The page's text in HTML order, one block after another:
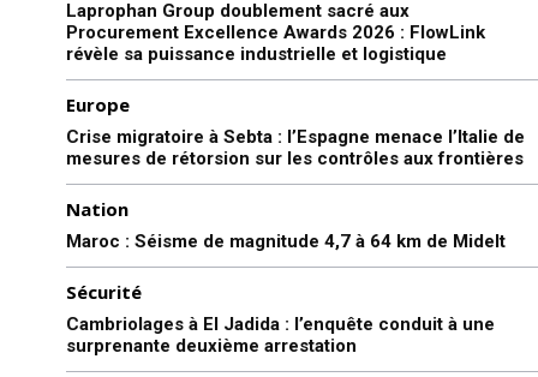
Laprophan Group doublement sacré aux
Procurement Excellence Awards 2026 : FlowLink
révèle sa puissance industrielle et logistique
Europe
Crise migratoire à Sebta : l’Espagne menace l’Italie de
mesures de rétorsion sur les contrôles aux frontières
Nation
Maroc : Séisme de magnitude 4,7 à 64 km de Midelt
Sécurité
Cambriolages à El Jadida : l’enquête conduit à une
surprenante deuxième arrestation